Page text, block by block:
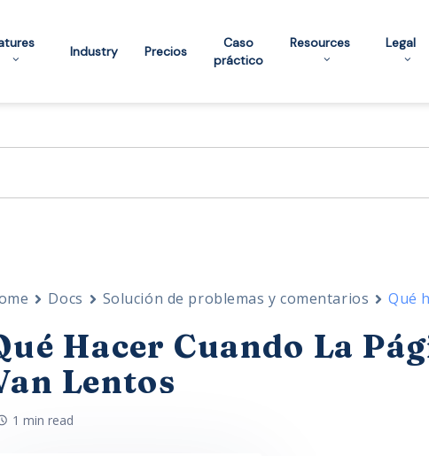
Industry Precios
Caso
práctico
Resources Legal
Docs Solución de problemas y comentarios Qué
Hacer Cuando La
Lentos
1 min read